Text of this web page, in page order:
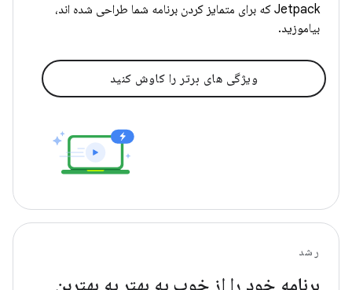
Jetpack که برای متمایز کردن برنامه شما طراحی شده اند،
بیاموزید.
ویژگی های برتر را کاوش کنید
رشد
برنامه خود را از خوب به بهتر به بهترین